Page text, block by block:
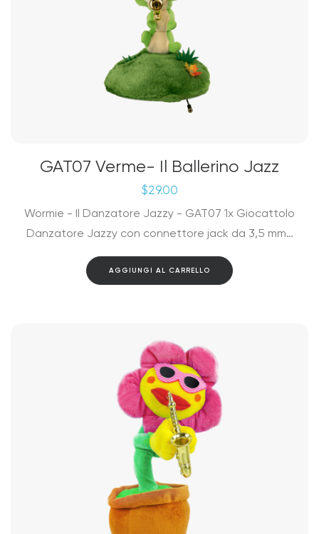
GAT07 Verme- Il Ballerino Jazz
$29.00
Wormie - Il Danzatore Jazzy - GAT07 1x Giocattolo
Danzatore Jazzy con connettore jack da 3,5 mm…
AGGIUNGI AL CARRELLO